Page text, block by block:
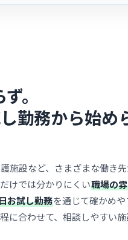
。
勤務から始め
施設など、さまざまな働き
けでは分かりにくい職場の
お試し勤務を通じて確かめや
に合わせて、相談しやすい施